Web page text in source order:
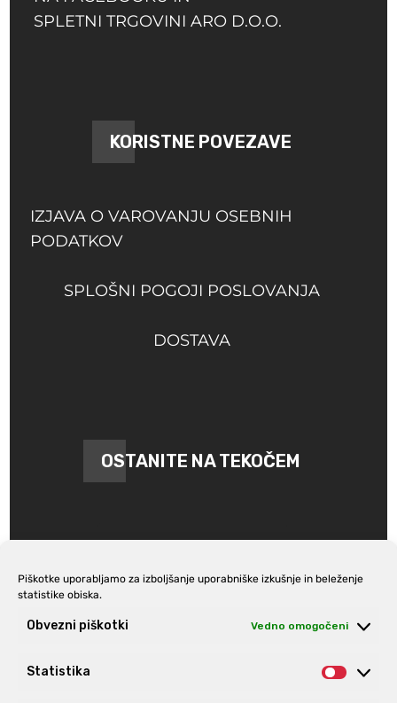
Piškotke uporabljamo za izboljšanje uporabniške izkušnje in beleženje
statistike obiska.
Obvezni piškotki Vedno omogočeni
Statistika
SPLETNI TRGOVINI ARO D.O.O.
KORISTNE POVEZAVE
IZJAVA O VAROVANJU OSEBNIH
PODATKOV
SPLOŠNI POGOJI POSLOVANJA
DOSTAVA
OSTANITE NA TEKOČEM